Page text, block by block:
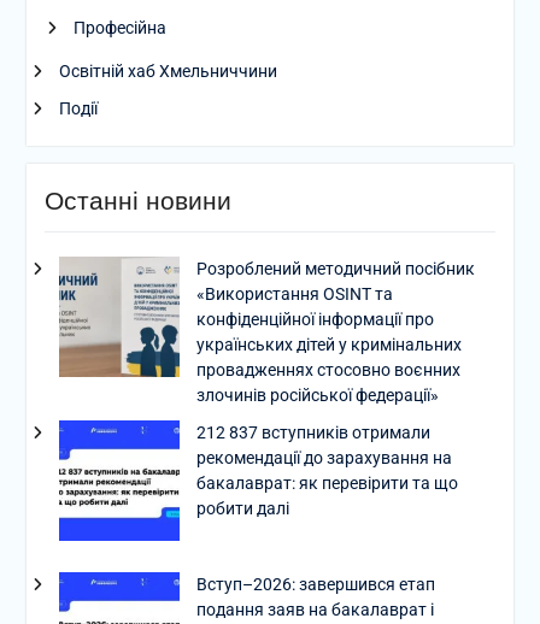
Професійна
Освітній хаб Хмельниччини
Події
Останні новини
Розроблений методичний посібник
«Використання OSINT та
конфіденційної інформації про
українських дітей у кримінальних
провадженнях стосовно воєнних
злочинів російської федерації»
212 837 вступників отримали
рекомендації до зарахування на
бакалаврат: як перевірити та що
робити далі
Вступ–2026: завершився етап
подання заяв на бакалаврат і